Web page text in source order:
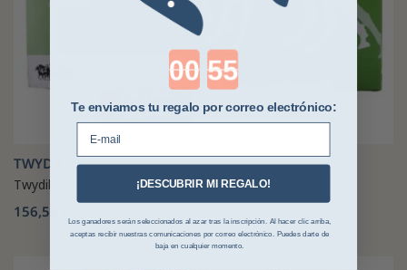
TWYDIL
Twydil Stomacare
156,54 €
Countdown ends in:
Te enviamos tu regalo por correo electrónico:
E-mail
¡DESCUBRIR MI REGALO!
Los ganadores serán seleccionados al azar tras la inscripción. Al hacer clic arriba,
aceptas recibir nuestras comunicaciones por correo electrónico. Puedes darte de
baja en cualquier momento.